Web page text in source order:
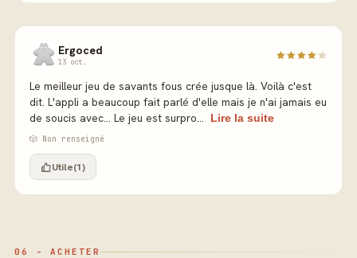
Ergoced
13 oct.
Le meilleur jeu de savants fous crée jusque là. Voilà c'est
dit. L'appli a beaucoup fait parlé d'elle mais je n'ai jamais eu
de soucis avec... Le jeu est surpro...
Lire la suite
🎲 Non renseigné
Utile(1)
06 - ACHETER